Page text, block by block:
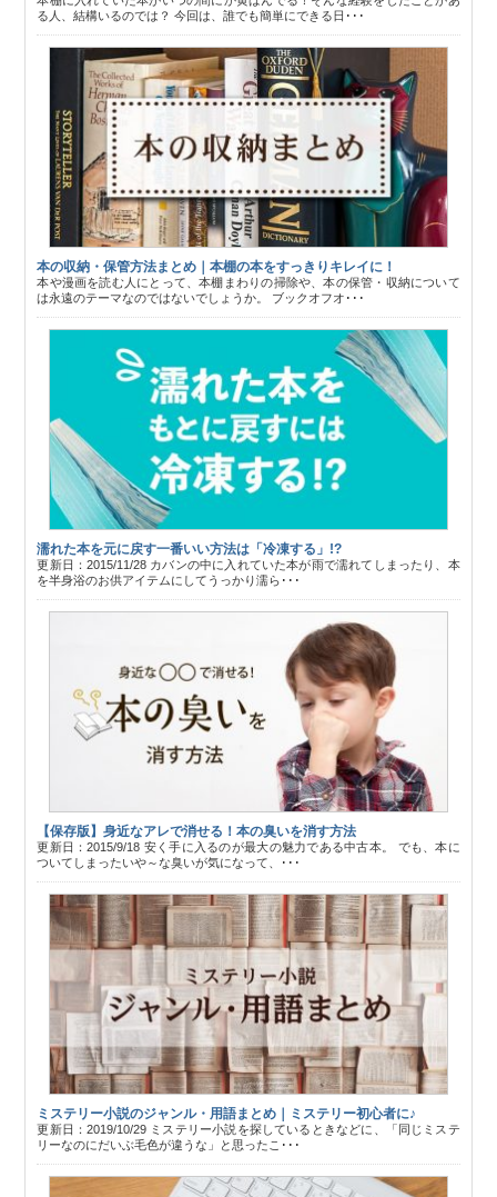
る人、結構いるのでは？ 今回は、誰でも簡単にできる日･･･
本の収納・保管方法まとめ｜本棚の本をすっきりキレイに！
本や漫画を読む人にとって、本棚まわりの掃除や、本の保管・収納について
は永遠のテーマなのではないでしょうか。 ブックオフオ･･･
濡れた本を元に戻す一番いい方法は「冷凍する」!?
更新日：2015/11/28 カバンの中に入れていた本が雨で濡れてしまったり、本
を半身浴のお供アイテムにしてうっかり濡ら･･･
【保存版】身近なアレで消せる！本の臭いを消す方法
更新日：2015/9/18 安く手に入るのが最大の魅力である中古本。 でも、本に
ついてしまったいや～な臭いが気になって、･･･
ミステリー小説のジャンル・用語まとめ｜ミステリー初心者に♪
更新日：2019/10/29 ミステリー小説を探しているときなどに、「同じミステ
リーなのにだいぶ毛色が違うな」と思ったこ･･･